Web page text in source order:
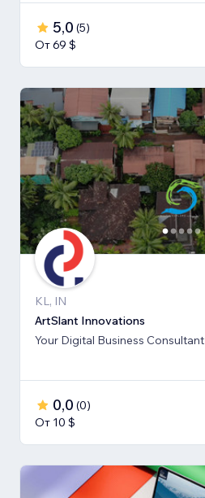
5,0 (5)
От 69 $
KL, IN
ArtSlant Innovations
Your Digital Business Consultant
0,0 (0)
От 10 $